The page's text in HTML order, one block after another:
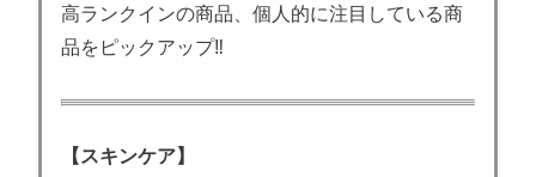
高ランクインの商品、個人的に注目している商
品をピックアップ‼
【スキンケア】